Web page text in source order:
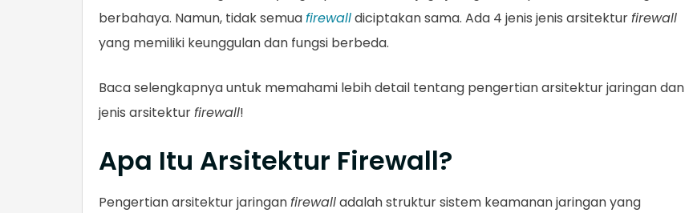
berbahaya. Namun, tidak semuafirewalldiciptakan sama. Ada 4 jenis jenis arsitekturfirewall
yang memiliki keunggulan dan fungsi berbeda.
Baca selengkapnya untuk memahami lebih detail tentang pengertian arsitektur jaringan dan
jenis arsitekturfirewall!
Apa Itu Arsitektur Firewall?
Pengertian arsitektur jaringanfirewalladalah struktur sistem keamanan jaringan yang